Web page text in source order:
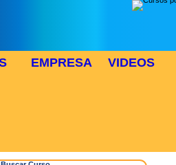
EMPRESA VIDEOS